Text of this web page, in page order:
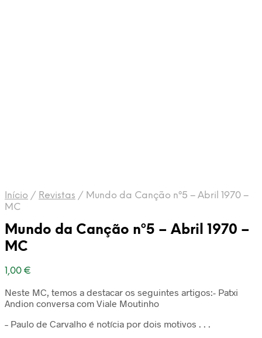
Início / Revistas / Mundo da Canção nº5 – Abril 1970 –
MC
Mundo da Canção nº5 – Abril 1970 –
MC
1,00 €
Neste MC, temos a destacar os seguintes artigos:- Patxi
Andion conversa com Viale Moutinho
– Paulo de Carvalho é notícia por dois motivos . . .